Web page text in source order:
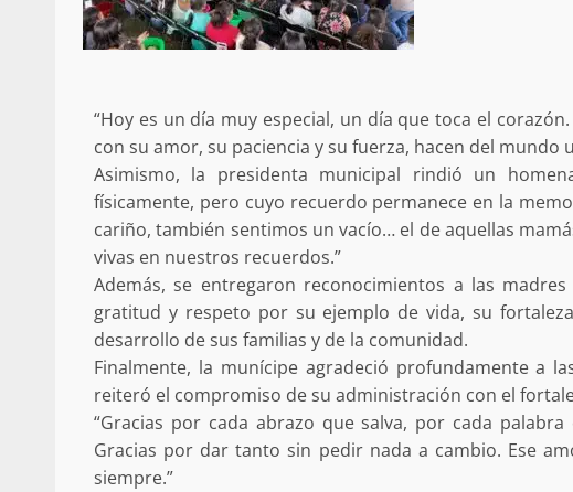
“Hoy es un día muy especial, un día que toca el
con su amor, su paciencia y su fuerza, hacen del
Asimismo, la presidenta municipal rindió un
físicamente, pero cuyo recuerdo permanece en la
cariño, también sentimos un vacío… el de aquellas
vivas en nuestros recuerdos.”
Además, se entregaron reconocimientos a las
gratitud y respeto por su ejemplo de vida, su
desarrollo de sus familias y de la comunidad.
Finalmente, la munícipe agradeció profundamente a
reiteró el compromiso de su administración con el
“Gracias por cada abrazo que salva, por cada
Gracias por dar tanto sin pedir nada a cambio. Ese
siempre.”
Se normaliza la circulación vehicular a la
altura del puente Templadera, San Pedro
Detienen a Ernesto Ruffo en
California; FGR lo investiga
presuntos delitos de
organizada y contrabando
admin 16 julio 2026